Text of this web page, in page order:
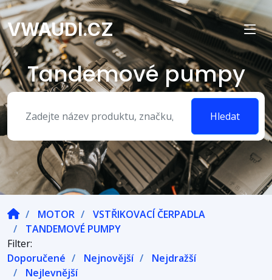
VWAUDI.CZ
Tandemové pumpy
Hledat
MOTOR
VSTŘIKOVACÍ ČERPADLA
TANDEMOVÉ PUMPY
Filter:
Doporučené
Nejnovější
Nejdražší
Nejlevnější